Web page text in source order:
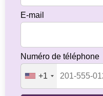
E-mail
Numéro de téléphone
+1